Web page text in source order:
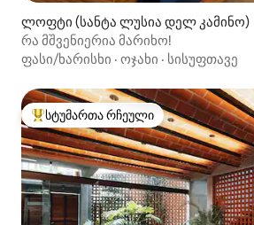
ლოფტი (სანტა ლუსია დელ კამინო)
რა მშვენიერია მარიხო!
ფასი/ხარისხი · ოჯახი · სისუფთავე
სტუმართა რჩეული მოწინავე ვარიანტი
სტუმართა რჩეული